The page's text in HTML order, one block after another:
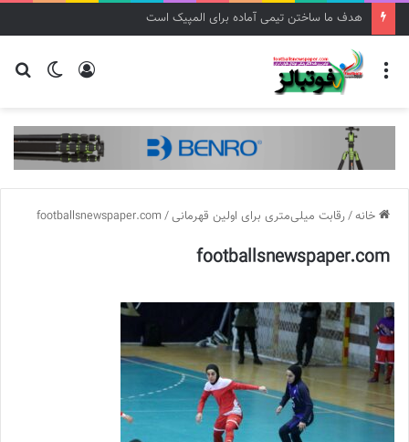
هدف ما ساختن تیمی آماده برای المپیک است
تغییر
ورود منو
خانه/رقابت میلی‌متری برای اولین قهرمانی/
footballsnewspaper.com
footballsnewspaper.com